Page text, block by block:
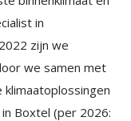
in
zijn we
we samen met
Boxtel (per 2026: